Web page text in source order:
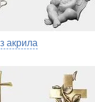
акрила